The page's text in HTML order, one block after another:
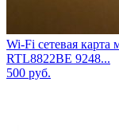
Wi-Fi сетевая
RTL8822BE 9248...
500 руб.